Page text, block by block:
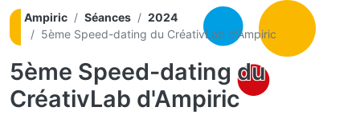
Ampiric Séances
2024
5ème Speed-dating du CréativLab d'Ampiric
5ème Speed-dating du
CréativLab d'Ampiric